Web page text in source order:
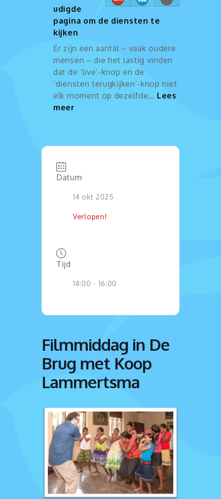
udigde
pagina om de diensten te
kijken
Er zijn een aantal – vaak oudere
mensen – die het lastig vinden
dat de ‘live’-knop en de
‘diensten terugkijken’-knop niet
elk moment op dezelfde… Lees
meer
te
Datum
14 okt 2025
Verlopen!
Tijd
14:00 - 16:00
Filmmiddag in De
Brug met Koop
Lammertsma